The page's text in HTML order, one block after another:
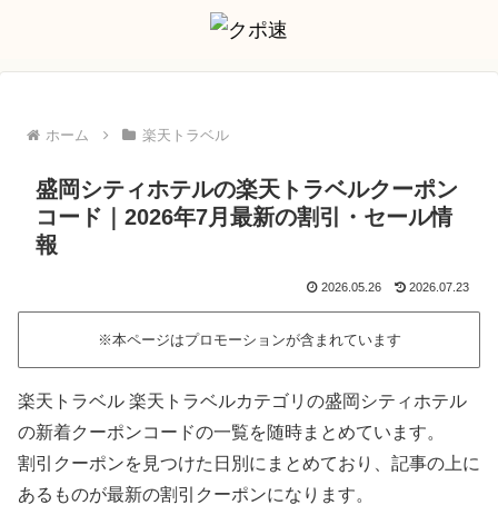
ホーム 楽天トラベル
盛岡シティホテルの楽天トラベルクーポン
コード｜2026年7月最新の割引・セール情
報
2026.05.26 2026.07.23
※本ページはプロモーションが含まれています
楽天トラベル 楽天トラベルカテゴリの盛岡シティホテル
の新着クーポンコードの一覧を随時まとめています。
割引クーポンを見つけた日別にまとめており、記事の上に
あるものが最新の割引クーポンになります。